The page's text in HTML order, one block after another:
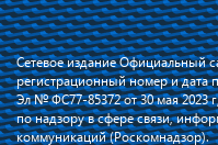
Сетевое издание Официальный
регистрационный номер и дата
Эл № ФС77-85372 от 30 мая 2023
по надзору в сфере связи,
коммуникаций (Роскомнадзор).